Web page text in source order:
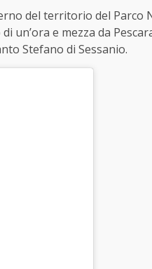
del territorio del Parco
un’ora e mezza da
Stefano di Sessanio.